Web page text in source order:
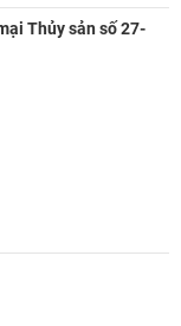
Thủy sản số 27-